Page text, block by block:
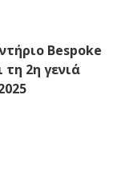
Bespoke
2η γενιά